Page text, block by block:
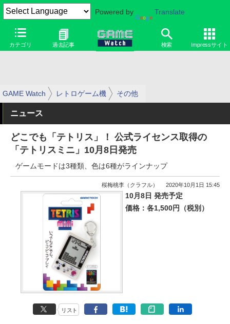
Powered by Translate
カテゴリ 過去記事 検索 Impressサイト
GAME Watch レトロゲーム機 その他
ニュース
どこでも「テトリス」！ 公式ライセンス取得の
「テトリスミニ」10月8日発売
ゲームモードは3種類、色は6種がラインナップ
桜梅桃李（クラフル） 2020年10月1日 15:45
10月8日 発売予定
価格：各1,500円（税別）
リスト